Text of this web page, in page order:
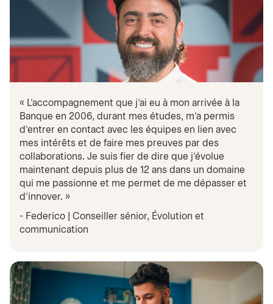
« L’accompagnement que j’ai eu à mon arrivée à la
Banque en 2006, durant mes études, m’a permis
d’entrer en contact avec les équipes en lien avec
mes intérêts et de faire mes preuves par des
collaborations. Je suis fier de dire que j’évolue
maintenant depuis plus de 12 ans dans un domaine
qui me passionne et me permet de me dépasser et
d’innover. »
- Federico | Conseiller sénior, Évolution et
communication